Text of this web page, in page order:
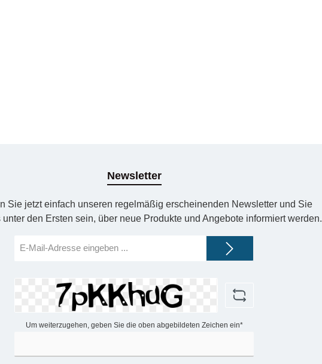
Newsletter
Sie jetzt einfach unseren regelmäßig erscheinenden Newsletter und Sie
unter den Ersten sein, über neue Produkte und Angebote informiert werden.
Mail-
Um weiterzugehen, geben Sie die oben abgebildeten Zeichen ein*